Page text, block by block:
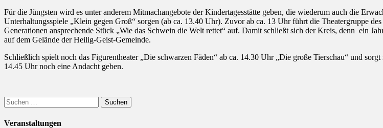
Für die Jüngsten wird es unter anderem Mitmachangebote der Kindertagesstätte geben, die wiederum auch die
Unterhaltungsspiele „Klein gegen Groß“ sorgen (ab ca. 13.40 Uhr). Zuvor ab ca. 13 Uhr führt die Theatergruppe
Generationen ansprechende Stück „Wie das Schwein die Welt rettet“ auf. Damit schließt sich der Kreis, denn ein
auf dem Gelände der Heilig-Geist-Gemeinde.
Schließlich spielt noch das Figurentheater „Die schwarzen Fäden“ ab ca. 14.30 Uhr „Die große Tierschau“ und
14.45 Uhr noch eine Andacht geben.
Suchen
nach:
Veranstaltungen